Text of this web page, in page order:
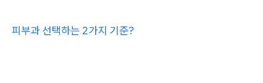
피부과 선택하는 2가지 기준?